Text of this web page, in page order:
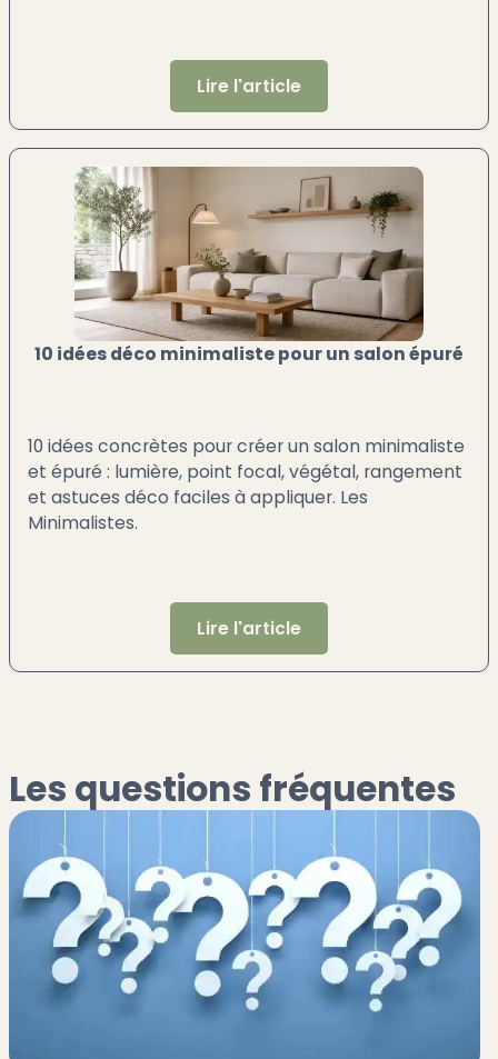
Lire l'article
10 idées déco minimaliste pour un salon épuré
10 idées concrètes pour créer un salon minimaliste
et épuré : lumière, point focal, végétal, rangement
et astuces déco faciles à appliquer. Les
Minimalistes.
Lire l'article
Les questions fréquentes